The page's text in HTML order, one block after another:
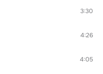
3:30
4:26
4:05